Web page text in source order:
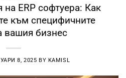
ERP софтуера: Как
към специфичните
вашия бизнес
8, 2025 BY KAMISL